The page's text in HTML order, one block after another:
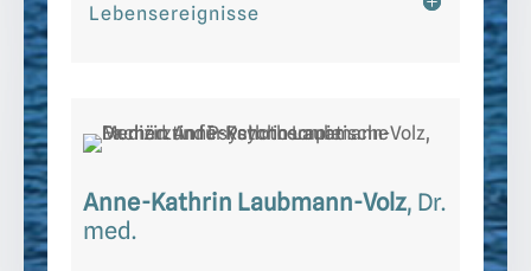
Lebensereignisse
Anne-Kathrin Laubmann-Volz, Dr.
med.